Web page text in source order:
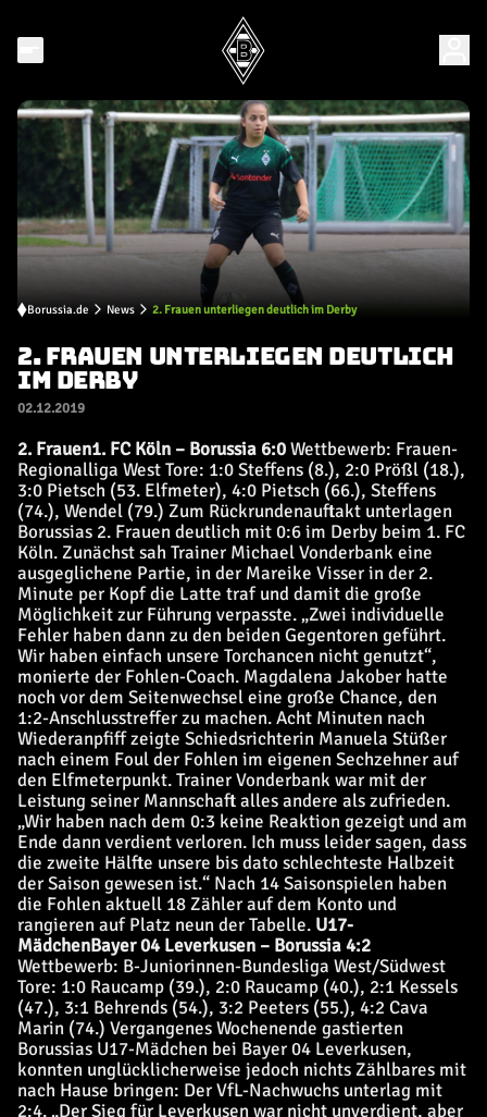
Borussia.de News 2. Frauen unterliegen deutlich im Derby
2. FRAUEN UNTERLIEGEN DEUTLICH
IM DERBY
02.12.2019
2. Frauen1. FC Köln – Borussia 6:0Wettbewerb: Frauen-
Regionalliga West Tore: 1:0 Steffens (8.), 2:0 Prößl (18.),
3:0 Pietsch (53. Elfmeter), 4:0 Pietsch (66.), Steffens
(74.), Wendel (79.) Zum Rückrundenauftakt unterlagen
Borussias 2. Frauen deutlich mit 0:6 im Derby beim 1. FC
Köln. Zunächst sah Trainer Michael Vonderbank eine
ausgeglichene Partie, in der Mareike Visser in der 2.
Minute per Kopf die Latte traf und damit die große
Möglichkeit zur Führung verpasste. „Zwei individuelle
Fehler haben dann zu den beiden Gegentoren geführt.
Wir haben einfach unsere Torchancen nicht genutzt“,
monierte der Fohlen-Coach. Magdalena Jakober hatte
noch vor dem Seitenwechsel eine große Chance, den
1:2-Anschlusstreffer zu machen. Acht Minuten nach
Wiederanpfiff zeigte Schiedsrichterin Manuela Stüßer
nach einem Foul der Fohlen im eigenen Sechzehner auf
den Elfmeterpunkt. Trainer Vonderbank war mit der
Leistung seiner Mannschaft alles andere als zufrieden.
„Wir haben nach dem 0:3 keine Reaktion gezeigt und am
Ende dann verdient verloren. Ich muss leider sagen, dass
die zweite Hälfte unsere bis dato schlechteste Halbzeit
der Saison gewesen ist.“ Nach 14 Saisonspielen haben
die Fohlen aktuell 18 Zähler auf dem Konto und
rangieren auf Platz neun der Tabelle. U17-
MädchenBayer 04 Leverkusen – Borussia 4:2
Wettbewerb: B-Juniorinnen-Bundesliga West/Südwest
Tore: 1:0 Raucamp (39.), 2:0 Raucamp (40.), 2:1 Kessels
(47.), 3:1 Behrends (54.), 3:2 Peeters (55.), 4:2 Cava
Marin (74.) Vergangenes Wochenende gastierten
Borussias U17-Mädchen bei Bayer 04 Leverkusen,
konnten unglücklicherweise jedoch nichts Zählbares mit
nach Hause bringen: Der VfL-Nachwuchs unterlag mit
2:4. „Der Sieg für Leverkusen war nicht unverdient, aber